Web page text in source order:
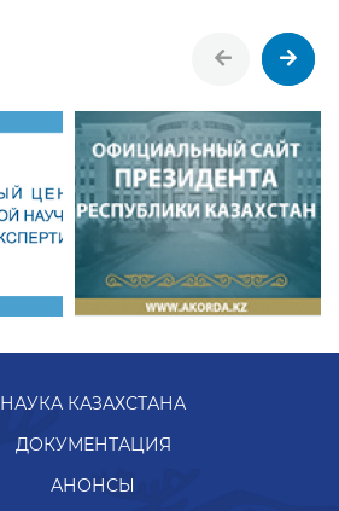
НАУКА КАЗАХСТАНА
ДОКУМЕНТАЦИЯ
АНОНСЫ